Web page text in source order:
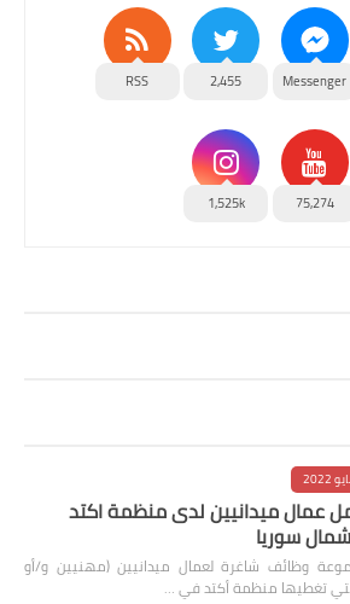
Messenger
2,455
RSS
75,274
1,525k
عمال ميدانيين لدى منظمة اكتد
وظائف شاغرة لعمال ميدانيين (مهنيين و/أو
تغطيها منظمة أكتد في …